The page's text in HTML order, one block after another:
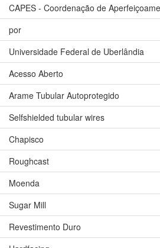
CAPES - Coordenação de
por
Universidade Federal de Uberlândia
Acesso Aberto
Arame Tubular Autoprotegido
Selfshielded tubular wires
Chapisco
Roughcast
Moenda
Sugar Mill
Revestimento Duro